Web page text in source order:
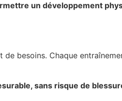
un développement
besoins. Chaque
sans risque de